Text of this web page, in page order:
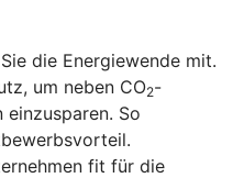
die Energiewende mit.
um neben CO2-
einzusparen. So
fit für die